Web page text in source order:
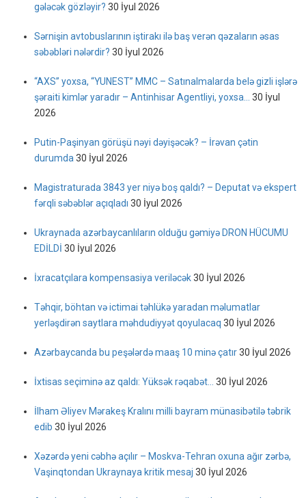
gələcək gözləyir? 30 İyul 2026
Sərnişin avtobuslarının iştirakı ilə baş verən qəzaların əsas
səbəbləri nələrdir? 30 İyul 2026
“AXS” yoxsa, “YUNEST” MMC – Satınalmalarda belə gizli işlərə
şəraiti kimlər yaradır – Antinhisar Agentliyi, yoxsa…
30 İyul
2026
Putin-Paşinyan görüşü nəyi dəyişəcək? – İrəvan çətin
durumda 30 İyul 2026
Magistraturada 3843 yer niyə boş qaldı? – Deputat və ekspert
fərqli səbəblər açıqladı 30 İyul 2026
Ukraynada azərbaycanlıların olduğu gəmiyə DRON HÜCUMU
EDİLDİ 30 İyul 2026
İxracatçılara kompensasiya veriləcək30 İyul 2026
Təhqir, böhtan və ictimai təhlükə yaradan məlumatlar
yerləşdirən saytlara məhdudiyyət qoyulacaq 30 İyul 2026
Azərbaycanda bu peşələrdə maaş 10 minə çatır30 İyul 2026
İxtisas seçiminə az qaldı: Yüksək rəqabət… 30 İyul 2026
İlham Əliyev Mərakeş Kralını milli bayram münasibətilə təbrik
edib 30 İyul 2026
Xəzərdə yeni cəbhə açılır – Moskva-Tehran oxuna ağır zərbə,
Vaşinqtondan Ukraynaya kritik mesaj 30 İyul 2026